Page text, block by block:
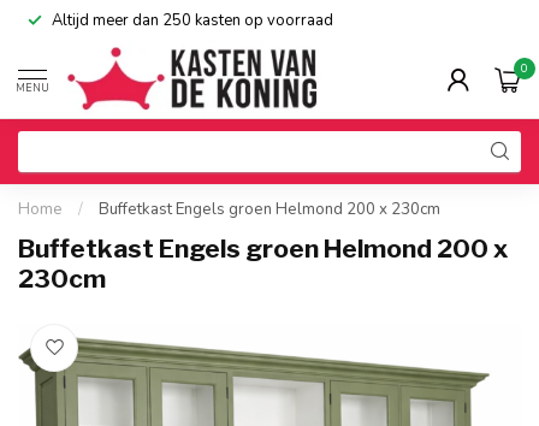
Altijd meer dan 250 kasten op voorraad
MENU
0
Home / Buffetkast Engels groen Helmond 200 x 230cm
Buffetkast Engels groen Helmond 200 x
230cm